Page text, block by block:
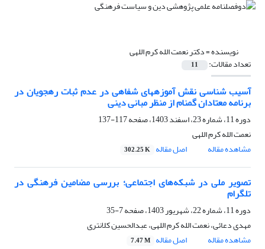
نویسنده =دکتر نعمت الله کرم اللهی
تعداد مقالات: 11
آسیب شناسی نقش آموزه‏های شفاهی در عدم ثبات رهجویان در
برنامه معتادان گمنام از منظر مبانی دینی
دوره 11، شماره 23، اسفند 1403، صفحه
117-137
نعمت الله کرم اللهی
مشاهده مقاله
اصل مقاله 302.25 K
تصویر ملی در شبکه‌های اجتماعی؛ بررسی مضامین فرهنگی در
تلگرام
دوره 11، شماره 22، شهریور 1403، صفحه
7-35
مهدی دعائی، نعمت الله کرم اللهی، عبدالحسین کلانتری
مشاهده مقاله
اصل مقاله 7.47 M